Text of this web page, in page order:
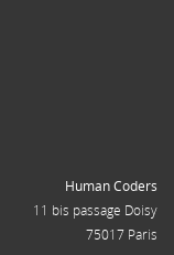
Human Coders
11 bis passage Doisy
75017 Paris